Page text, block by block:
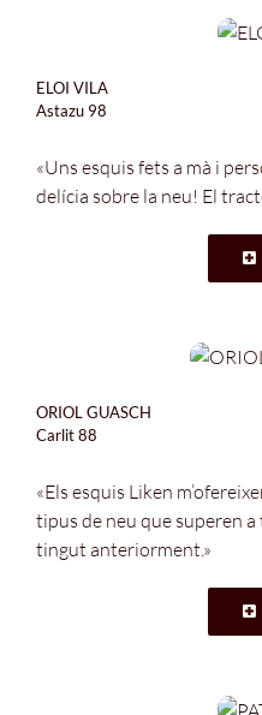
ELOI VILA
Astazu 98
«Uns esquis fets a mà i
delícia sobre la neu! El
ORIOL GUASCH
Carlit 88
«Els esquis Liken
tipus de neu que superen
tingut anteriorment.»